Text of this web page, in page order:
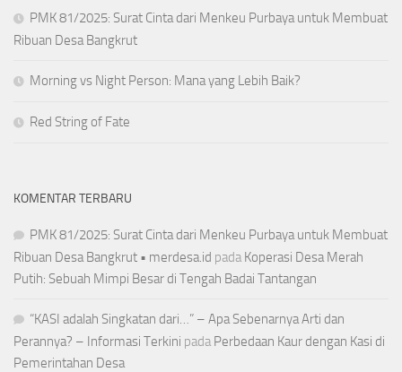
PMK 81/2025: Surat Cinta dari Menkeu Purbaya untuk Membuat
Ribuan Desa Bangkrut
Morning vs Night Person: Mana yang Lebih Baik?
Red String of Fate
KOMENTAR TERBARU
PMK 81/2025: Surat Cinta dari Menkeu Purbaya untuk Membuat
Ribuan Desa Bangkrut • merdesa.id pada Koperasi Desa Merah
Putih: Sebuah Mimpi Besar di Tengah Badai Tantangan
“KASI adalah Singkatan dari…” – Apa Sebenarnya Arti dan
Perannya? – Informasi Terkini pada Perbedaan Kaur dengan Kasi di
Pemerintahan Desa